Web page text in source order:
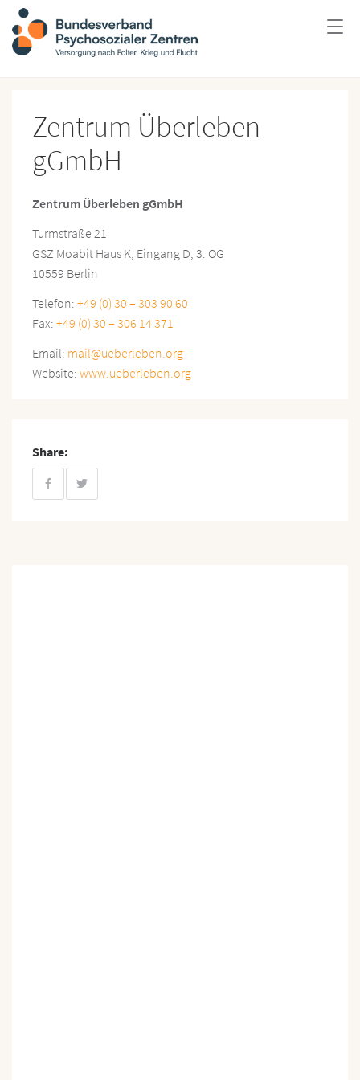
Zentrum Überleben
gGmbH
Zentrum Überleben gGmbH
Turmstraße 21
GSZ Moabit Haus K, Eingang D, 3. OG
10559 Berlin
Telefon: +49 (0) 30 – 303 90 60
Fax: +49 (0) 30 – 306 14 371
Email: mail@ueberleben.org
Website: www.ueberleben.org
Share: